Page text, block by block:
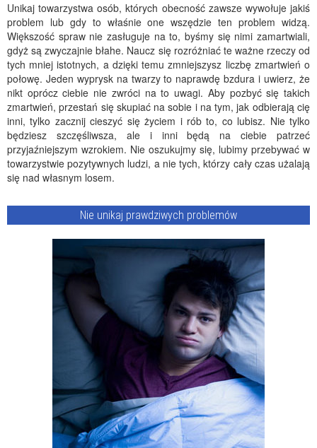
Unikaj towarzystwa osób, których obecność zawsze wywołuje jakiś
problem lub gdy to właśnie one wszędzie ten problem widzą.
Większość spraw nie zasługuje na to, byśmy się nimi zamartwiali,
gdyż są zwyczajnie błahe. Naucz się rozróżniać te ważne rzeczy od
tych mniej istotnych, a dzięki temu zmniejszysz liczbę zmartwień o
połowę. Jeden wyprysk na twarzy to naprawdę bzdura i uwierz, że
nikt oprócz ciebie nie zwróci na to uwagi. Aby pozbyć się takich
zmartwień, przestań się skupiać na sobie i na tym, jak odbierają cię
inni, tylko zacznij cieszyć się życiem i rób to, co lubisz. Nie tylko
będziesz szczęśliwsza, ale i inni będą na ciebie patrzeć
przyjaźniejszym wzrokiem. Nie oszukujmy się, lubimy przebywać w
towarzystwie pozytywnych ludzi, a nie tych, którzy cały czas użalają
się nad własnym losem.
Nie unikaj prawdziwych problemów